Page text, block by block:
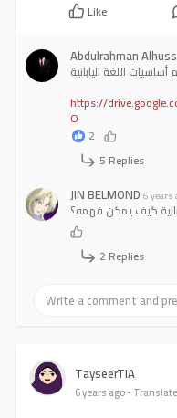
Like
Abdulrahman
اللغة اليابانية
https://
O
2
5 Replies
JIN BELMOND 6 years
2 Replies
TayseerTIA
6 years ago- Translate